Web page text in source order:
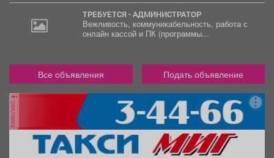
ТРЕБУЕТСЯ - АДМИНИСТРАТОР
Вежливость, коммуникабельность, работа с
онлайн кассой и ПК (программы...
Все объявления Подать объявление
реклама